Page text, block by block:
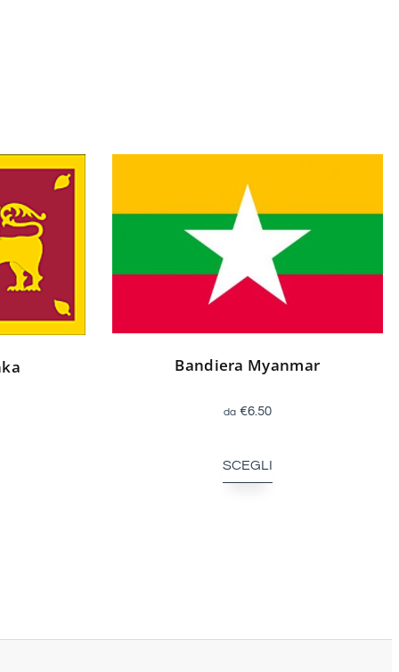
Bandiera Myanmar
€6.50
SCEGLI